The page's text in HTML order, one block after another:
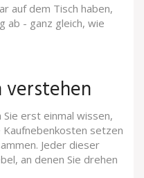
auf dem Tisch haben,
ab - ganz gleich, wie
verstehen
erst einmal wissen,
Kaufnebenkosten setzen
Jeder dieser
an denen Sie drehen